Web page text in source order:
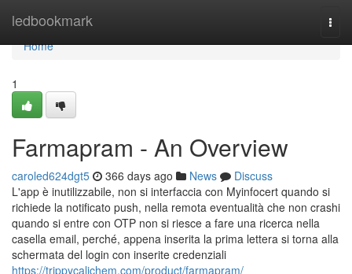
ledbookmark
Home
Home
1
Farmapram - An Overview
caroled624dgt5 366 days ago News
Discuss
L'app è inutilizzabile, non si interfaccia con Myinfocert quando si
richiede la notificato push, nella remota eventualità che non crashi
quando si entre con OTP non si riesce a fare una ricerca nella
casella email, perché, appena inserita la prima lettera si torna alla
schermata del login con inserite credenziali
https://trippycalichem.com/product/farmapram/